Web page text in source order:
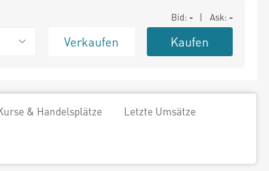
Bid: - | Ask: -
Verkaufen Kaufen
& Handelsplätze Letzte Umsätze